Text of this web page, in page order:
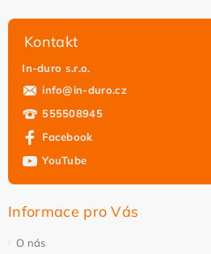
Kontakt
In-duro s.r.o.
info@in-duro.cz
555508945
Facebook
YouTube
Informace pro Vás
O nás